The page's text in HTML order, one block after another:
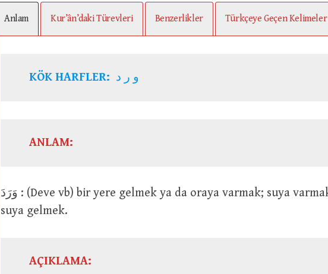
Anlam Kur’ân’daki Türevleri Benzerlikler Türkçeye Geçen Kelimeler
KÖK HARFLER: و ر د
ANLAM:
وَرَدَ : (Deve vb) bir yere gelmek ya da oraya varmak; suya varmak. İçmek için
suya gelmek.
AÇIKLAMA: